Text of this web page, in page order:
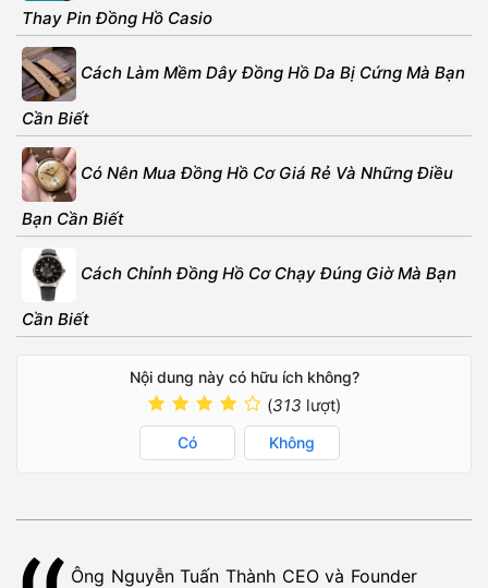
Thay Pin Đồng Hồ Casio
Cách Làm Mềm Dây Đồng Hồ Da Bị Cứng Mà Bạn
Cần Biết
Có Nên Mua Đồng Hồ Cơ Giá Rẻ Và Những Điều
Bạn Cần Biết
Cách Chỉnh Đồng Hồ Cơ Chạy Đúng Giờ Mà Bạn
Cần Biết
Nội dung này có hữu ích không?
(313 lượt)
Có Không
Ông Nguyễn Tuấn Thành CEO và Founder